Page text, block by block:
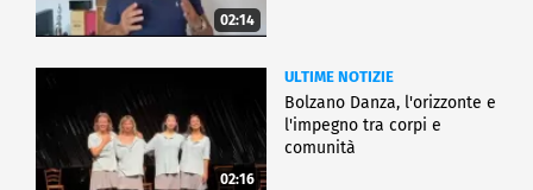
02:14
02:16
ULTIME NOTIZIE
Bolzano Danza, l'orizzonte e
l'impegno tra corpi e
comunità